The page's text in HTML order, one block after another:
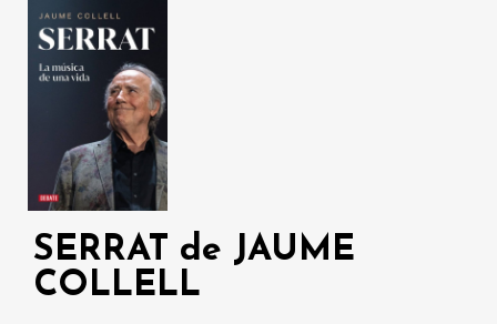
SERRAT de JAUME
COLLELL